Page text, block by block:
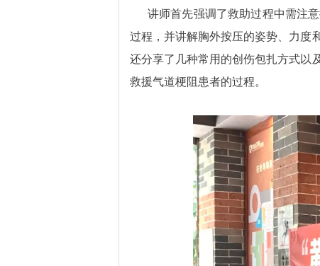
讲师首先强调了救助过程中需注意
过程，并讲解胸外按压的姿势、力度
还分享了几种常用的创伤包扎方式以
救援气道梗阻患者的过程。